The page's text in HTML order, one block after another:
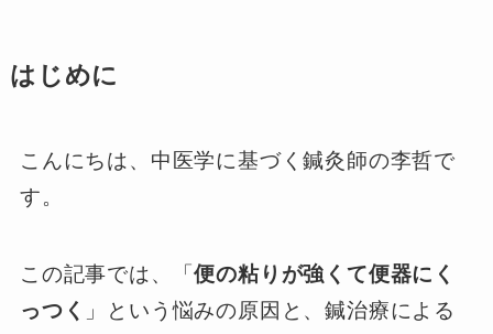
はじめに
こんにちは、中医学に基づく鍼灸師の李哲で
す。
この記事では、「便の粘りが強くて便器にく
っつく
」という悩みの原因と、鍼治療による